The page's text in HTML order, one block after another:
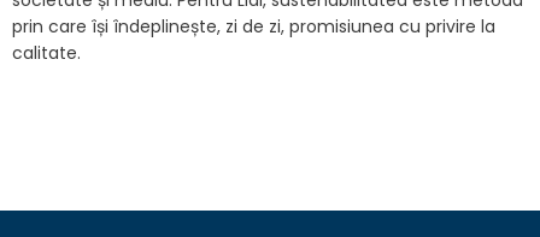
prin care își îndeplinește, zi de zi, promisiunea cu privire la
calitate.